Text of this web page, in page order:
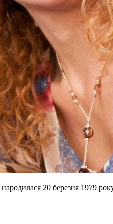
народилася 20 березня 1979